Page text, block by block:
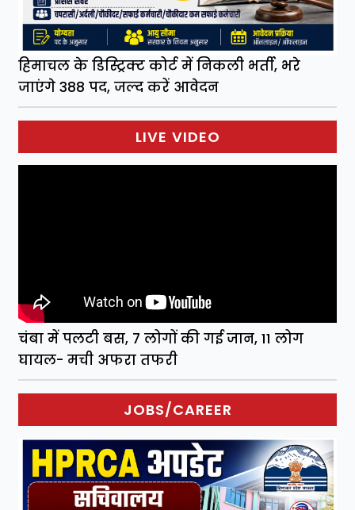
हिमाचल के डिस्ट्रिक्ट कोर्ट में निकली भर्ती, भरे
जाएंगे 388 पद, जल्द करें आवेदन
LIVE VIDEO
चंबा में पलटी बस, 7 लोगों की गई जान, 11 लोग
घायल- मची अफरा तफरी
JOBS/CAREER